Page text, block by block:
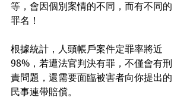
等，會因個別案情的不同，而有不同的
罪名！
根據統計，人頭帳戶案件定罪率將近
98%，若遭法官判決有罪，不僅會有刑
責問題，還需要面臨被害者向你提出的
民事連帶賠償。